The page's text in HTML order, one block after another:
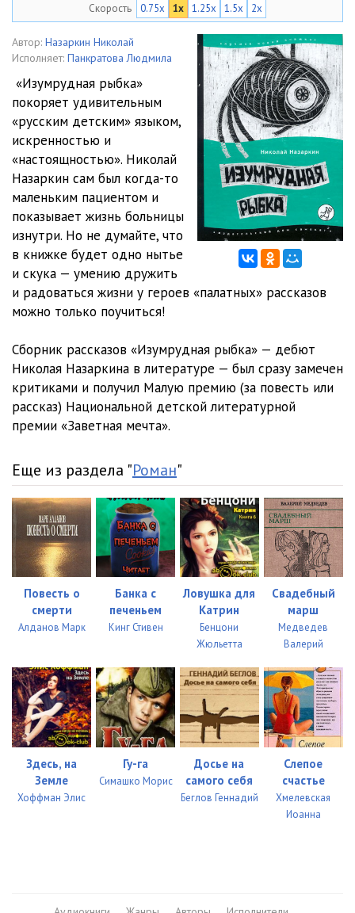
Nazarkin-06 10:07
09:13
Nazarkin-08 10:58
Nazarkin-09 08:31
Nazarkin-10 08:28
Nazarkin-11 10:38
Nazarkin-12 08:47
Nazarkin-13
Скорость 0.75x 1x 1.25x 1.5x 2x
Автор: Назаркин Николай
Исполняет: Панкратова Людмила
«Изумрудная рыбка»
покоряет удивительным
«русским детским» языком,
искренностью и
«настоящностью». Николай
Назаркин сам был когда-то
маленьким пациентом и
показывает жизнь больницы
изнутри. Но не думайте, что
в книжке будет одно нытье
и скука — умению дружить
и радоваться жизни у героев «палатных» рассказов
можно только поучиться!
Сборник рассказов «Изумрудная рыбка» — дебют
Николая Назаркина в литературе — был сразу замечен
критиками и получил Малую премию (за повесть или
рассказ) Национальной детской литературной
премии «Заветная мечта».
Еще из раздела "Роман"
Повесть о
смерти
Алданов Марк
Банка с
печеньем
Кинг Стивен
Ловушка для
Катрин
Бенцони
Жюльетта
Свадебный
марш
Медведев
Валерий
Здесь, на
Земле
Хоффман Элис
Гу-га
Симашко Морис
Досье на
самого себя
Беглов Геннадий
Слепое
счастье
Хмелевская
Иоанна